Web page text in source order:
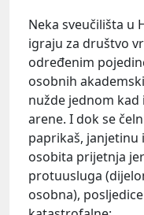
Neka sveučilišta u
igraju za društvo
određenim
osobnih
nužde jednom
arene. I dok se
paprikaš,
osobita prijetnja
protuusluga
osobna),